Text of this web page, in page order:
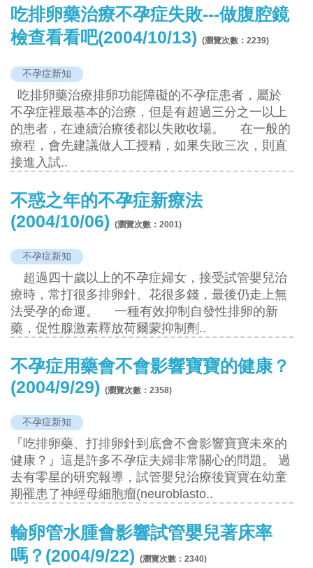
吃排卵藥治療不孕症失敗---做腹腔鏡
檢查看看吧(2004/10/13) (瀏覽次數：2239)
不孕症新知
吃排卵藥治療排卵功能障礙的不孕症患者，屬於
不孕症裡最基本的治療，但是有超過三分之一以上
的患者，在連續治療後都以失敗收場。 在一般的
療程，會先建議做人工授精，如果失敗三次，則直
接進入試..
不惑之年的不孕症新療法
(2004/10/06) (瀏覽次數：2001)
不孕症新知
超過四十歲以上的不孕症婦女，接受試管嬰兒治
療時，常打很多排卵針、花很多錢，最後仍走上無
法受孕的命運。 一種有效抑制自發性排卵的新
藥，促性腺激素釋放荷爾蒙抑制劑..
不孕症用藥會不會影響寶寶的健康？
(2004/9/29) (瀏覽次數：2358)
不孕症新知
『吃排卵藥、打排卵針到底會不會影響寶寶未來的
健康？』這是許多不孕症夫婦非常關心的問題。 過
去有零星的研究報導，試管嬰兒治療後寶寶在幼童
期罹患了神經母細胞瘤(neuroblasto..
輸卵管水腫會影響試管嬰兒著床率
嗎？(2004/9/22) (瀏覽次數：2340)